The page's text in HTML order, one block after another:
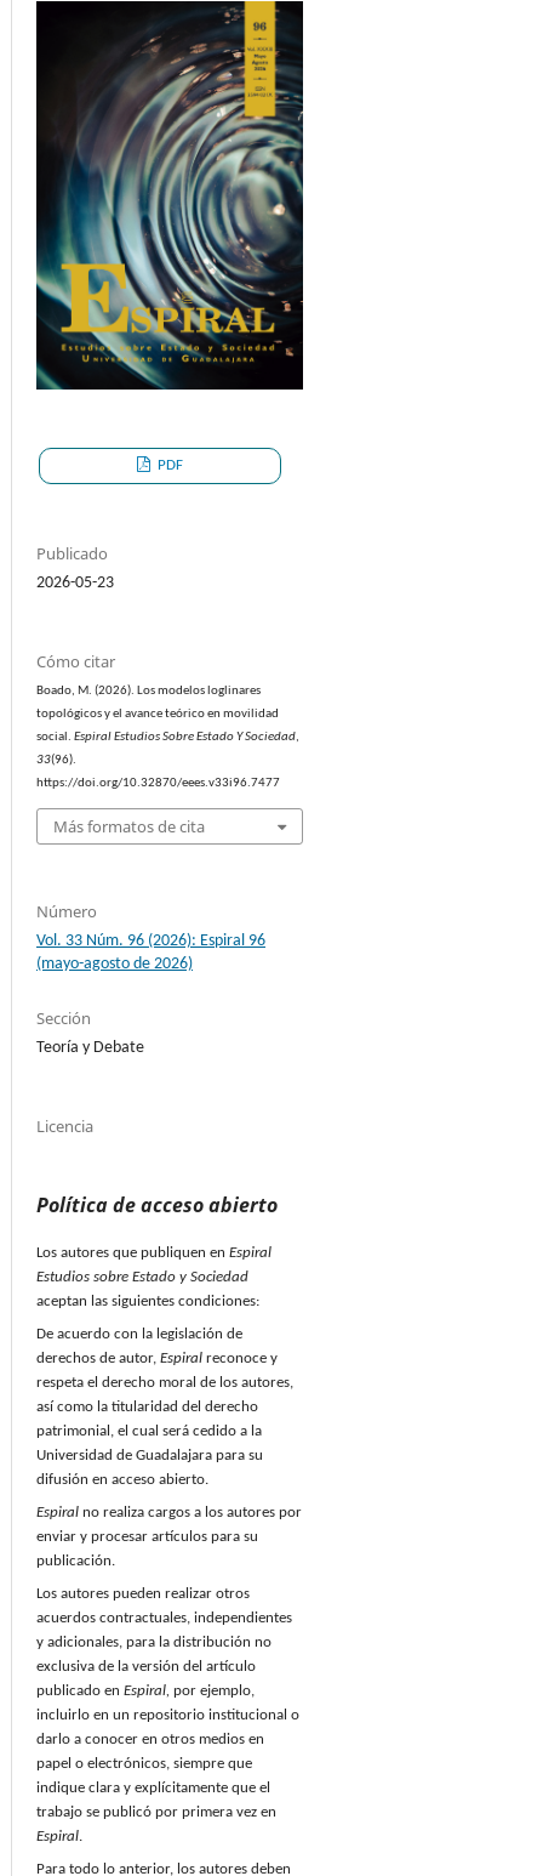
PDF
Publicado
2026-05-23
Cómo citar
Boado, M. (2026). Los modelos loglinares
topológicos y el avance teórico en movilidad
social. Espiral Estudios Sobre Estado Y Sociedad,
33(96).
https://doi.org/10.32870/eees.v33i96.7477
Más formatos de cita
Número
Vol. 33 Núm. 96 (2026): Espiral 96
(mayo-agosto de 2026)
Sección
Teoría y Debate
Licencia
Política de acceso abierto
Los autores que publiquen en Espiral
Estudios sobre Estado y Sociedad
aceptan las siguientes condiciones:
De acuerdo con la legislación de
derechos de autor, Espiral reconoce y
respeta el derecho moral de los autores,
así como la titularidad del derecho
patrimonial, el cual será cedido a la
Universidad de Guadalajara para su
difusión en acceso abierto.
Espiral no realiza cargos a los autores por
enviar y procesar artículos para su
publicación.
Los autores pueden realizar otros
acuerdos contractuales, independientes
y adicionales, para la distribución no
exclusiva de la versión del artículo
publicado en Espiral, por ejemplo,
incluirlo en un repositorio institucional o
darlo a conocer en otros medios en
papel o electrónicos, siempre que
indique clara y explícitamente que el
trabajo se publicó por primera vez en
Espiral.
Para todo lo anterior, los autores deben